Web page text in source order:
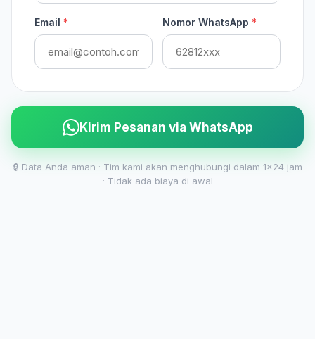
Email * Nomor WhatsApp *
Kirim Pesanan via WhatsApp
🔒 Data Anda aman · Tim kami akan menghubungi dalam 1x24 jam
· Tidak ada biaya di awal